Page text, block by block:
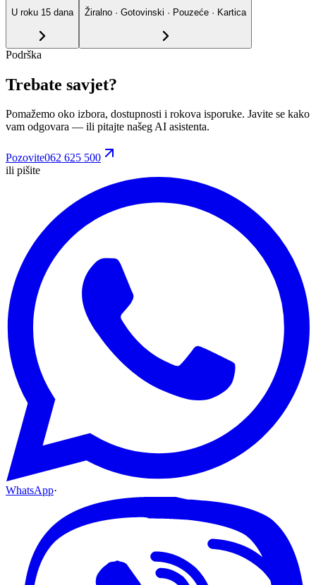
U roku 15 dana
Žiralno · Gotovinski · Pouzeće · Kartica
Podrška
Trebate savjet?
Pomažemo oko izbora, dostupnosti i rokova isporuke. Javite se kako
vam odgovara — ili pitajte našeg AI asistenta.
Pozovite062 625 500
ili pišite
WhatsApp·